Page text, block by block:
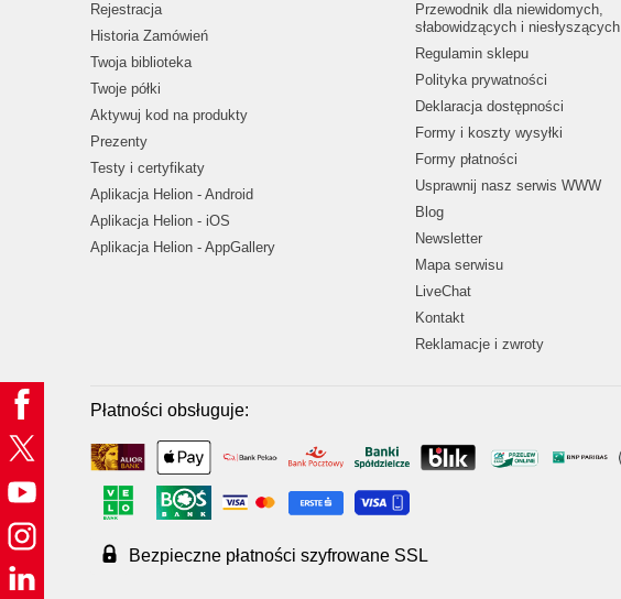
Rejestracja
Historia Zamówień
Twoja biblioteka
Twoje półki
Aktywuj kod na produkty
Prezenty
Testy i certyfikaty
Aplikacja Helion - Android
Aplikacja Helion - iOS
Aplikacja Helion - AppGallery
Przewodnik dla niewidomych,
słabowidzących i niesłyszących
Regulamin sklepu
Polityka prywatności
Deklaracja dostępności
Formy i koszty wysyłki
Formy płatności
Usprawnij nasz serwis WWW
Blog
Newsletter
Mapa serwisu
LiveChat
Kontakt
Reklamacje i zwroty
Płatności obsługuje:
Bezpieczne płatności szyfrowane SSL